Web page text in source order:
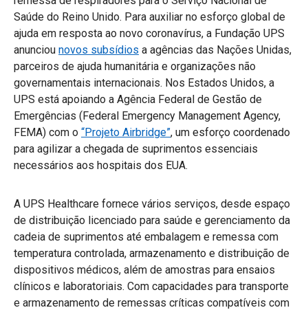
Saúde do Reino Unido. Para auxiliar no esforço global de
ajuda em resposta ao novo coronavírus, a Fundação UPS
anunciou novos subsídios a agências das Nações Unidas,
parceiros de ajuda humanitária e organizações não
governamentais internacionais. Nos Estados Unidos, a
UPS está apoiando a Agência Federal de Gestão de
Emergências (Federal Emergency Management Agency,
FEMA) com o “Projeto Airbridge”, um esforço coordenado
para agilizar a chegada de suprimentos essenciais
necessários aos hospitais dos EUA.
A UPS Healthcare fornece vários serviços, desde espaço
de distribuição licenciado para saúde e gerenciamento da
cadeia de suprimentos até embalagem e remessa com
temperatura controlada, armazenamento e distribuição de
dispositivos médicos, além de amostras para ensaios
clínicos e laboratoriais. Com capacidades para transporte
e armazenamento de remessas críticas compatíveis com